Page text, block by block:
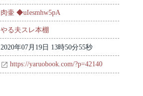
肉壷 ◆uIesmhw5pA
やる夫スレ本棚
2020年07月19日 13時50分55秒
https://yaruobook.com/?p=42140